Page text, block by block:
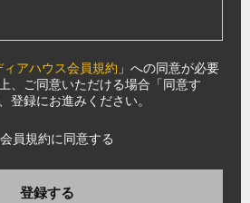
ィアハウス会員規約 」への同意が必要
、ご同意いただける場合「同意す
登録にお進みください。
会員規約に同意する
登録する